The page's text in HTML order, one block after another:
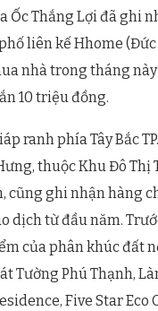
Ốc Thắng Lợi đã ghi
liên kế Hhome (Đức
nhà trong tháng
10 triệu đồng.
ranh phía Tây Bắc
thuộc Khu Đô Thị
cũng ghi nhận hàng
dịch từ đầu năm.
của phân khúc đất
Tường Phú Thạnh,
Five Star Eco